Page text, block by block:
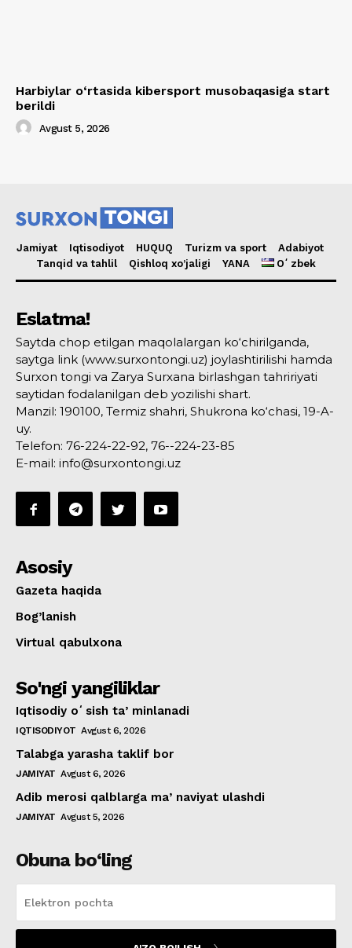
Harbiylar o‘rtasida kibersport musobaqasiga start
berildi
Avgust 5, 2026
Jamiyat Iqtisodiyot HUQUQ Turizm va sport
Adabiyot
Tanqid va tahlil
Qishloq xo’jaligi YANA Oʻzbek
Eslatma!
Saytda chop etilgan maqolalargan ko‘chirilganda,
saytga link (www.surxontongi.uz) joylashtirilishi hamda
Surxon tongi va Zarya Surxana birlashgan tahririyati
saytidan fodalanilgan deb yozilishi shart.
Manzil: 190100, Termiz shahri, Shukrona ko‘chasi, 19-A-
uy.
Telefon: 76-224-22-92, 76--224-23-85
E-mail: info@surxontongi.uz
Asosiy
Gazeta haqida
Bog’lanish
Virtual qabulxona
So'ngi yangiliklar
Iqtisodiy oʻsish taʼminlanadi
IQTISODIYOT Avgust 6, 2026
Talabga yarasha taklif bor
JAMIYAT Avgust 6, 2026
Adib merosi qalblarga maʼnaviyat ulashdi
JAMIYAT Avgust 5, 2026
Obuna bo‘ling